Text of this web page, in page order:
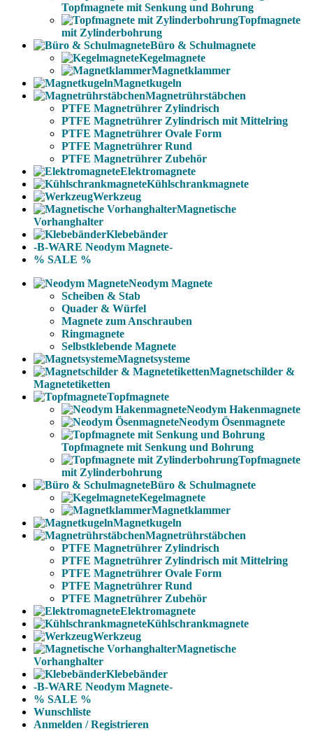
Topfmagnete mit Senkung und Bohrung
Topfmagnete
mit Zylinderbohrung
Büro & Schulmagnete
Kegelmagnete
Magnetklammer
Magnetkugeln
Magnetrührstäbchen
PTFE Magnetrührer Zylindrisch
PTFE Magnetrührer Zylindrisch mit Mittelring
PTFE Magnetrührer Ovale Form
PTFE Magnetrührer Rund
PTFE Magnetrührer Zubehör
Elektromagnete
Kühlschrankmagnete
Werkzeug
Magnetische
Vorhanghalter
Klebebänder
-B-WARE Neodym Magnete-
% SALE %
Neodym Magnete
Scheiben & Stab
Quader & Würfel
Magnete zum Anschrauben
Ringmagnete
Selbstklebende Magnete
Magnetsysteme
Magnetschilder &
Magnetetiketten
Topfmagnete
Neodym Hakenmagnete
Neodym Ösenmagnete
Topfmagnete mit Senkung und Bohrung
Topfmagnete
mit Zylinderbohrung
Büro & Schulmagnete
Kegelmagnete
Magnetklammer
Magnetkugeln
Magnetrührstäbchen
PTFE Magnetrührer Zylindrisch
PTFE Magnetrührer Zylindrisch mit Mittelring
PTFE Magnetrührer Ovale Form
PTFE Magnetrührer Rund
PTFE Magnetrührer Zubehör
Elektromagnete
Kühlschrankmagnete
Werkzeug
Magnetische
Vorhanghalter
Klebebänder
-B-WARE Neodym Magnete-
% SALE %
Wunschliste
Anmelden / Registrieren